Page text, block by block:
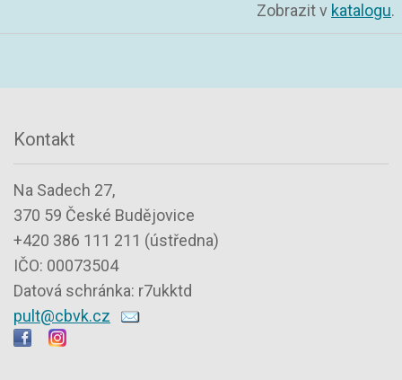
Zobrazit v katalogu.
Kontakt
Na Sadech 27,
370 59 České Budějovice
+420 386 111 211 (ústředna)
IČO: 00073504
Datová schránka: r7ukktd
pult@cbvk.cz